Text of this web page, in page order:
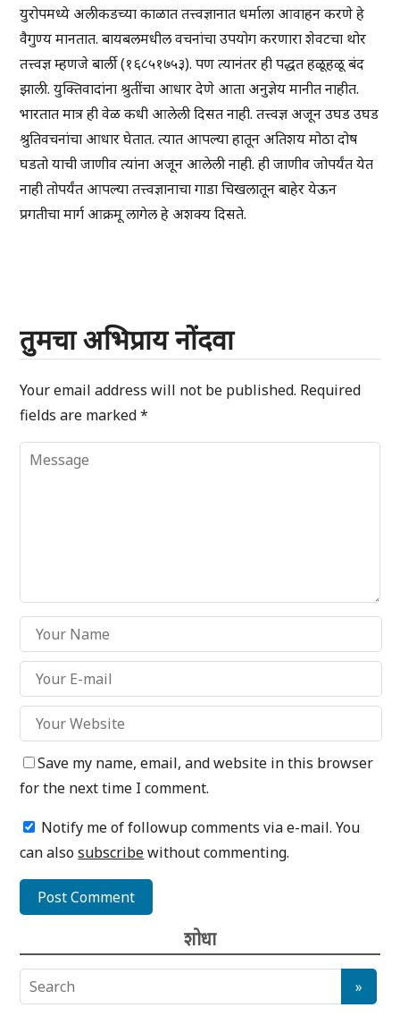
युरोपमध्ये अलीकडच्या काळात तत्त्वज्ञानात धर्माला आवाहन करणे हे
वैगुण्य मानतात. बायबलमधील वचनांचा उपयोग करणारा शेवटचा थोर
तत्त्वज्ञ म्हणजे बार्ली (१६८५१७५३). पण त्यानंतर ही पद्धत हळूहळू बंद
झाली. युक्तिवादांना श्रुतींचा आधार देणे आता अनुज्ञेय मानीत नाहीत.
भारतात मात्र ही वेळ कधी आलेली दिसत नाही. तत्त्वज्ञ अजून उघड उघड
श्रुतिवचनांचा आधार घेतात. त्यात आपल्या हातून अतिशय मोठा दोष
घडतो याची जाणीव त्यांना अजून आलेली नाही. ही जाणीव जोपर्यंत येत
नाही तोपर्यंत आपल्या तत्त्वज्ञानाचा गाडा चिखलातून बाहेर येऊन
प्रगतीचा मार्ग आक्रमू लागेल हे अशक्य दिसते.
तुमचा अभिप्राय नोंदवा
Your email address will not be published. Required
fields are marked*
Save my name, email, and website in this browser
for the next time I comment.
Notify me of followup comments via e-mail. You
can alsosubscribewithout commenting.
शोधा